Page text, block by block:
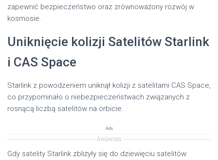
zapewnić bezpieczeństwo oraz zrównoważony rozwój w
kosmosie.
Uniknięcie kolizji Satelitów Starlink
i CAS Space
Starlink z powodzeniem uniknął kolizji z satelitami CAS Space,
co przypominało o niebezpieczeństwach związanych z
rosnącą liczbą satelitów na orbicie.
Ads
Anúncios
Gdy satelity Starlink zbliżyły się do dziewięciu satelitów